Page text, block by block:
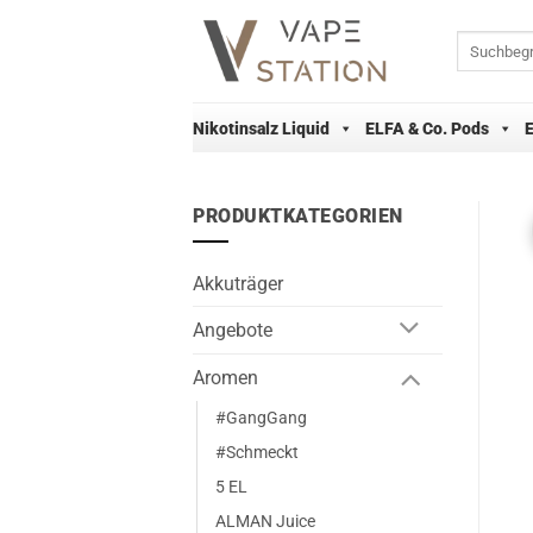
Nikotinsalz Liquid ELFA & Co. Pods
PRODUKTKATEGORIEN
Akkuträger
Angebote
Aromen
#GangGang
#Schmeckt
5 EL
ALMAN Juice